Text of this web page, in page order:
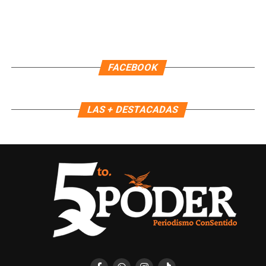
Recibe las noticias al instante
FACEBOOK
LAS + DESTACADAS